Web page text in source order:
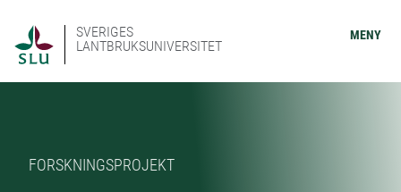
SVERIGES
LANTBRUKSUNIVERSITET
MENY
FORSKNINGSPROJEKT